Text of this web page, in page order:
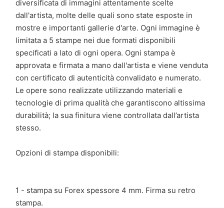
diversificata di immagini attentamente scelte
dall'artista, molte delle quali sono state esposte in
mostre e importanti gallerie d'arte. Ogni immagine è
limitata a 5 stampe nei due formati disponibili
specificati a lato di ogni opera. Ogni stampa è
approvata e firmata a mano dall'artista e viene venduta
con certificato di autenticità convalidato e numerato.
Le opere sono realizzate utilizzando materiali e
tecnologie di prima qualità che garantiscono altissima
durabilità; la sua finitura viene controllata dall’artista
stesso.
Opzioni di stampa disponibili:
1 - stampa su Forex spessore 4 mm. Firma su retro
stampa.